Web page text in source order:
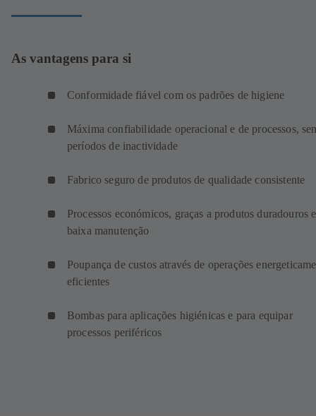
As vantagens para si
Conformidade fiável com os padrões de higiene
Máxima confiabilidade operacional e de processos,
períodos de inactividade
Fabrico seguro de produtos de qualidade consistente
Processos económicos, graças a produtos duradouros
baixa manutenção
Poupança de custos através de operações
eficientes
Bombas para aplicações higiénicas e para equipar
processos periféricos